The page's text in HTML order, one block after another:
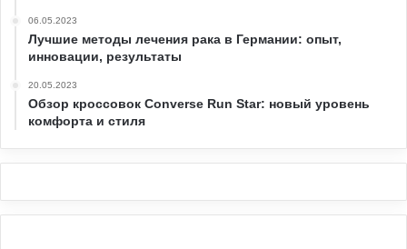
06.05.2023
Лучшие методы лечения рака в Германии: опыт,
инновации, результаты
20.05.2023
Обзор кроссовок Converse Run Star: новый уровень
комфорта и стиля